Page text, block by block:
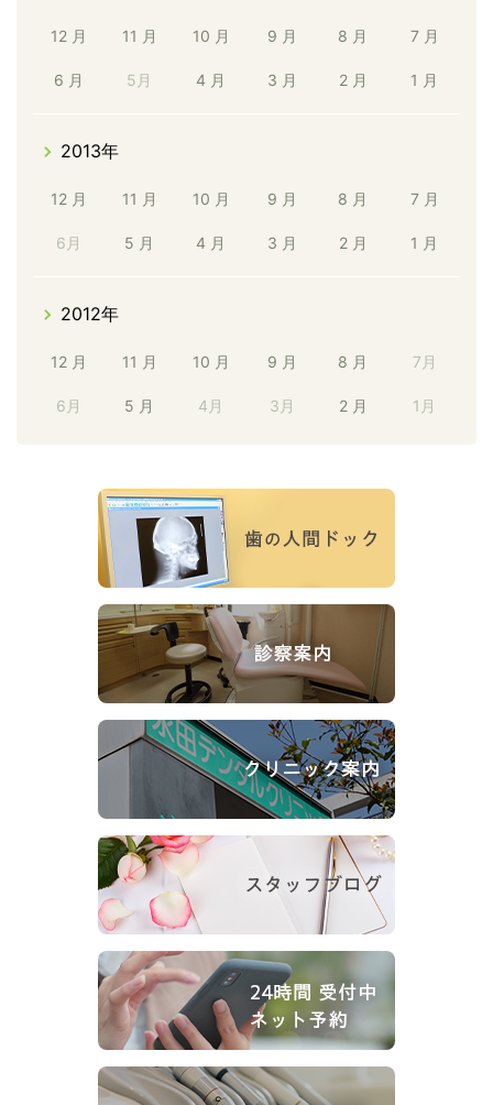
12 月 11 月 10 月 9 月 8 月 7 月
6 月 5月 4 月 3 月 2 月 1 月
2013年
12 月 11 月 10 月 9 月 8 月 7 月
6月 5 月 4 月 3 月 2 月 1 月
2012年
12 月 11 月 10 月 9 月 8 月 7月
6月 5 月 4月 3月 2 月 1月